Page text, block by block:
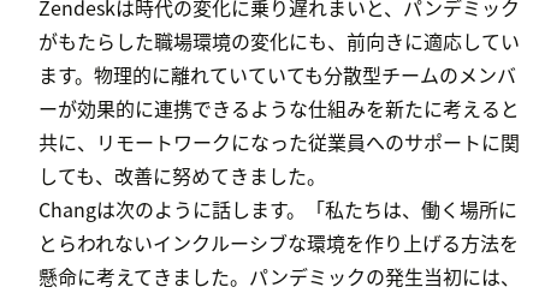
Zendeskは時代の変化に乗り遅れまいと、パンデミック
がもたらした職場環境の変化にも、前向きに適応してい
ます。物理的に離れていていても分散型チームのメンバ
ーが効果的に連携できるような仕組みを新たに考えると
共に、リモートワークになった従業員へのサポートに関
しても、改善に努めてきました。
Changは次のように話します。「私たちは、働く場所に
とらわれないインクルーシブな環境を作り上げる方法を
懸命に考えてきました。パンデミックの発生当初には、